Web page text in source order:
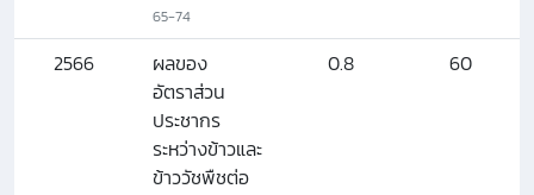
65-74
2566
ผลของ
อัตราส่วน
ประชากร
ระหว่างข้าวและ
ข้าววัชพืชต่อ
0.8 60